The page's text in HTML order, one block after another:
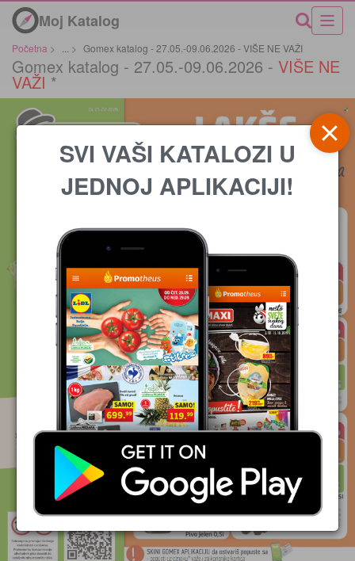
Moj Katalog
Početna > > Gomex katalog - 27.05.-09.06.2026 - VIŠE NE VAŽI
Gomex katalog - 27.05.-09.06.2026 - VIŠE NE
VAŽI *
SVI VAŠI KATALOZI U
JEDNOJ APLIKACIJI!